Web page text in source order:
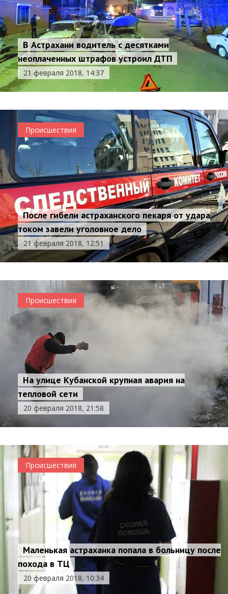
В Астрахани водитель с десятками
неоплаченных штрафов устроил ДТП
21 февраля 2018, 14:37
Происшествия
После гибели астраханского пекаря от удара
током завели уголовное дело
21 февраля 2018, 12:51
Происшествия
На улице Кубанской крупная авария на
тепловой сети
20 февраля 2018, 21:58
Происшествия
Маленькая астраханка попала в больницу после
похода в ТЦ
20 февраля 2018, 10:34